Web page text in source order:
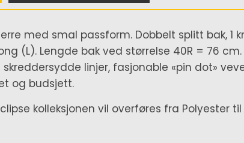
med smal passform. Dobbelt splitt bak,
(L). Lengde bak ved størrelse 40R = 76
linjer, fasjonable «pin dot»
og budsjett.
kolleksjonen vil overføres fra Polyester